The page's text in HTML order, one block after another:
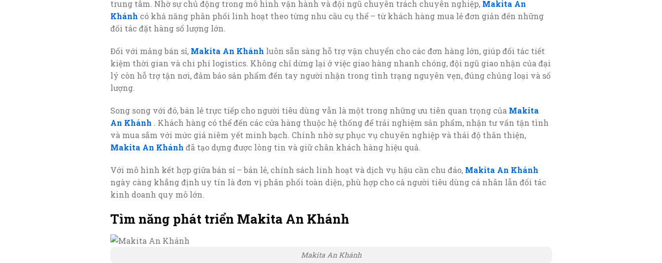
trung tâm. Nhờ sự chủ động trong mô hình vận hành và đội ngũ chuyên trách chuyên nghiệp, Makita An
Khánh có khả năng phân phối linh hoạt theo từng nhu cầu cụ thể – từ khách hàng mua lẻ đơn giản đến những
đối tác đặt hàng số lượng lớn.
Đối với mảng bán sỉ, Makita An Khánh luôn sẵn sàng hỗ trợ vận chuyển cho các đơn hàng lớn, giúp đối tác tiết
kiệm thời gian và chi phí logistics. Không chỉ dừng lại ở việc giao hàng nhanh chóng, đội ngũ giao nhận của đại
lý còn hỗ trợ tận nơi, đảm bảo sản phẩm đến tay người nhận trong tình trạng nguyên vẹn, đúng chủng loại và số
lượng.
Song song với đó, bán lẻ trực tiếp cho người tiêu dùng vẫn là một trong những ưu tiên quan trọng của Makita
An Khánh . Khách hàng có thể đến các cửa hàng thuộc hệ thống để trải nghiệm sản phẩm, nhận tư vấn tận tình
và mua sắm với mức giá niêm yết minh bạch. Chính nhờ sự phục vụ chuyên nghiệp và thái độ thân thiện,
Makita An Khánh đã tạo dựng được lòng tin và giữ chân khách hàng hiệu quả.
Với mô hình kết hợp giữa bán sỉ – bán lẻ, chính sách linh hoạt và dịch vụ hậu cần chu đáo, Makita An Khánh
ngày càng khẳng định uy tín là đơn vị phân phối toàn diện, phù hợp cho cả người tiêu dùng cá nhân lẫn đối tác
kinh doanh quy mô lớn.
Tìm năng phát triển Makita An Khánh
Makita An Khánh